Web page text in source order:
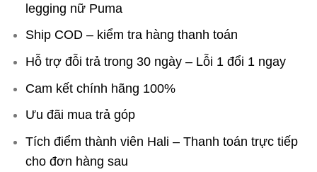
legging nữ Puma
Ship COD – kiểm tra hàng thanh toán
Hỗ trợ đỗi trả trong 30 ngày – Lỗi 1 đổi 1 ngay
Cam kết chính hãng 100%
Ưu đãi mua trả góp
Tích điểm thành viên Hali – Thanh toán trực tiếp
cho đơn hàng sau